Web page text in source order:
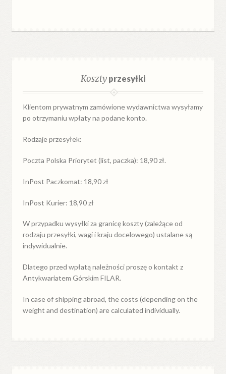
Kosztyprzesyłki
Klientom prywatnym zamówione wydawnictwa wysyłamy
po otrzymaniu wpłaty na podane konto.
Rodzaje przesyłek:
Poczta Polska Priorytet (list, paczka): 18,90 zł.
InPost Paczkomat: 18,90 zł
InPost Kurier: 18,90 zł
W przypadkuwysyłkiza granicękoszty (zależące od
rodzaju przesyłki, wagi i kraju docelowego) ustalane są
indywidualnie.
Dlatego przed wpłatą należności proszę o kontakt z
Antykwariatem Górskim FILAR.
In case of shipping abroad, the costs (depending on the
weight and destination) are calculated individually.